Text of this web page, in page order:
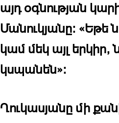
այդ օգնության
Մանուկյանը։
կամ մեկ այլ երկիր,
կսպանեն»։
Ղուկասյանը մի